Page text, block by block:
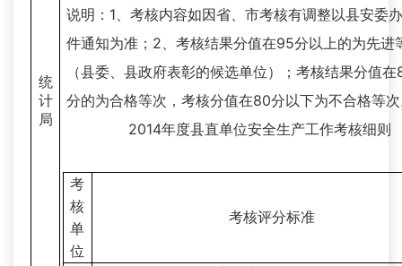
统
计
局
说明：1、考核内容如因省、市考核有调整以县安委
件通知为准；2、考核结果分值在95分以上的为先进
（县委、县政府表彰的候选单位）；考核结果分值
分的为合格等次，考核分值在80分以下为不合格等
2014年度县直单位安全生产工作考核细则
考
核
单
位
考核评分标准